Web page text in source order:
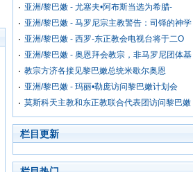
亚洲/黎巴嫩 - 尤塞夫•阿布斯当选为希腊-
亚洲/黎巴嫩 - 马罗尼宗主教警告：司铎的神学
亚洲/黎巴嫩 - 西罗-东正教会电视台将于二O
亚洲/黎巴嫩 - 奥恩拜会教宗，非马罗尼团体基
教宗方济各接见黎巴嫩总统米歇尔奥恩
亚洲/黎巴嫩 - 玛丽•勒庞访问黎巴嫩计划会
莫斯科天主教和东正教联合代表团访问黎巴嫩
栏目更新